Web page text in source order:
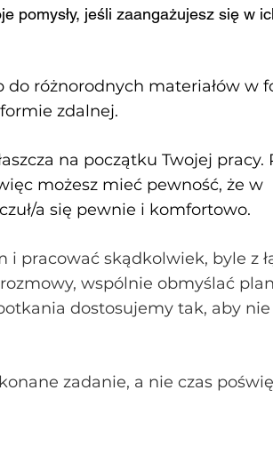
pomysły, jeśli zaangażujesz się w
do różnorodnych materiałów w
zdalnej.
na początku Twojej pracy.
możesz mieć pewność, że w
a się pewnie i komfortowo.
i pracować skądkolwiek, byle z
wspólnie obmyślać plan
dostosujemy tak, aby nie
zadanie, a nie czas